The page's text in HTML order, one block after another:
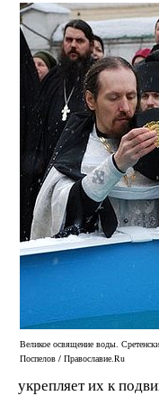
Великое освящение воды.
Поспелов / Православие.Ru
укрепляет их к